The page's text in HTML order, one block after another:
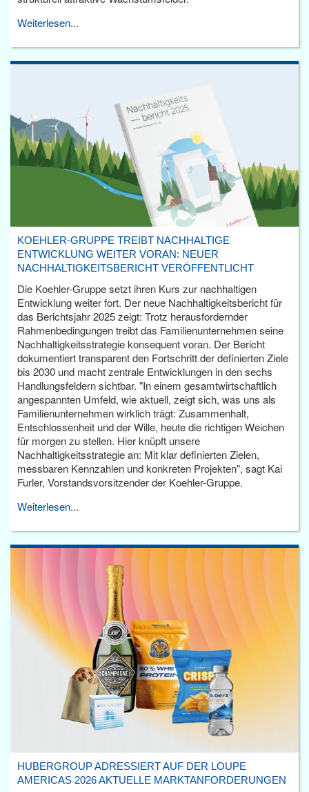
Weiterlesen...
KOEHLER-GRUPPE TREIBT NACHHALTIGE
ENTWICKLUNG WEITER VORAN: NEUER
NACHHALTIGKEITSBERICHT VERÖFFENTLICHT
Die Koehler-Gruppe setzt ihren Kurs zur nachhaltigen
Entwicklung weiter fort. Der neue Nachhaltigkeitsbericht für
das Berichtsjahr 2025 zeigt: Trotz herausfordernder
Rahmenbedingungen treibt das Familienunternehmen seine
Nachhaltigkeitsstrategie konsequent voran. Der Bericht
dokumentiert transparent den Fortschritt der definierten Ziele
bis 2030 und macht zentrale Entwicklungen in den sechs
Handlungsfeldern sichtbar. "In einem gesamtwirtschaftlich
angespannten Umfeld, wie aktuell, zeigt sich, was uns als
Familienunternehmen wirklich trägt: Zusammenhalt,
Entschlossenheit und der Wille, heute die richtigen Weichen
für morgen zu stellen. Hier knüpft unsere
Nachhaltigkeitsstrategie an: Mit klar definierten Zielen,
messbaren Kennzahlen und konkreten Projekten", sagt Kai
Furler, Vorstandsvorsitzender der Koehler-Gruppe.
Weiterlesen...
HUBERGROUP ADRESSIERT AUF DER LOUPE
AMERICAS 2026 AKTUELLE MARKTANFORDERUNGEN